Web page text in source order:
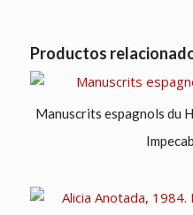
Productos
Manuscrits espagnols du